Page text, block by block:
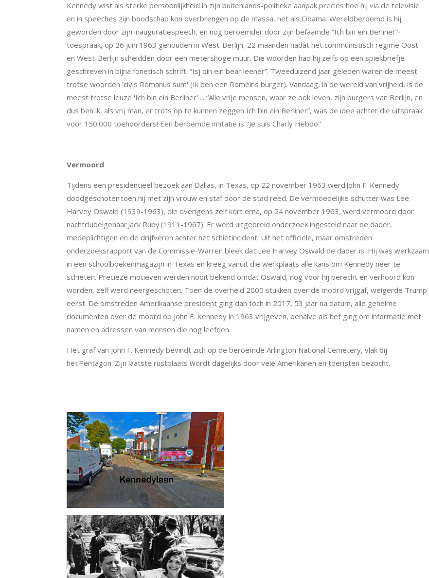
Kennedy wist als sterke persoonlijkheid in zijn buitenlands-politieke aanpak precies hoe hij via de televisie
en in speeches zijn boodschap kon overbrengen op de massa, net als Obama. Wereldberoemd is hij
geworden door zijn inauguratiespeech, en nog beroemder door zijn befaamde “Ich bin ein Berliner”-
toespraak, op 26 juni 1963 gehouden in West-Berlijn, 22 maanden nadat het communistisch regime Oost-
en West-Berlijn scheidden door een metershoge muur. Die woorden had hij zelfs op een spiekbriefje
geschreven in bijna fonetisch schrift: “Isj bin ein bear leener”. Tweeduizend jaar geleden waren de meest
trotse woorden 'civis Romanus sum' (Ik ben een Romeins burger). Vandaag, in de wereld van vrijheid, is de
meest trotse leuze 'Ich bin ein Berliner' ... “Alle vrije mensen, waar ze ook leven, zijn burgers van Berlijn, en
dus ben ik, als vrij man, er trots op te kunnen zeggen Ich bin ein Berliner”, was de idee achter die uitspraak
voor 150.000 toehoorders! Een beroemde imitatie is "Je suis Charly Hebdo"
Vermoord
Tijdens een presidentieel bezoek aan Dallas, in Texas, op 22 november 1963 werd John F. Kennedy
doodgeschotentoen hij met zijn vrouw en staf door de stad reed. De vermoedelijke schutter was Lee
Harvey Oswald (1939-1963), die overigens zelf kort erna, op 24 november 1963, werd vermoord door
nachtclubeigenaarJack Ruby(1911-1967). Er werd uitgebreid onderzoek ingesteld naar de dader,
medeplichtigen en de drijfveren achter het schietincident. Uit het officiële, maar omstreden
onderzoeksrapport van de Commissie-Warren bleek dat Lee Harvey Oswald de dader is. Hij was werkzaam
in een schoolboekenmagazijn in Texas en kreeg vanuit die werkplaats alle kans om Kennedy neer te
schieten. Precieze motieven werden nooit bekend omdat Oswald, nog voor hij berecht en verhoord kon
worden, zelf werd neergeschoten. Toen de overheid 2000 stukken over de moord vrijgaf, weigerde Trump
eerst. De omstreden Amerikaanse president ging dan tóch in 2017, 53 jaar na datum, alle geheime
documenten over de moord op John F. Kennedy in 1963 vrijgeven, behalve als het ging om informatie met
namen en adressen van mensen die nog leefden.
Het graf van John F. Kennedy bevindt zich op de beroemde Arlington National Cemetery, vlak bij
hetPentagon. Zijn laatste rustplaats wordt dagelijks door vele Amerikanen en toeristen bezocht.